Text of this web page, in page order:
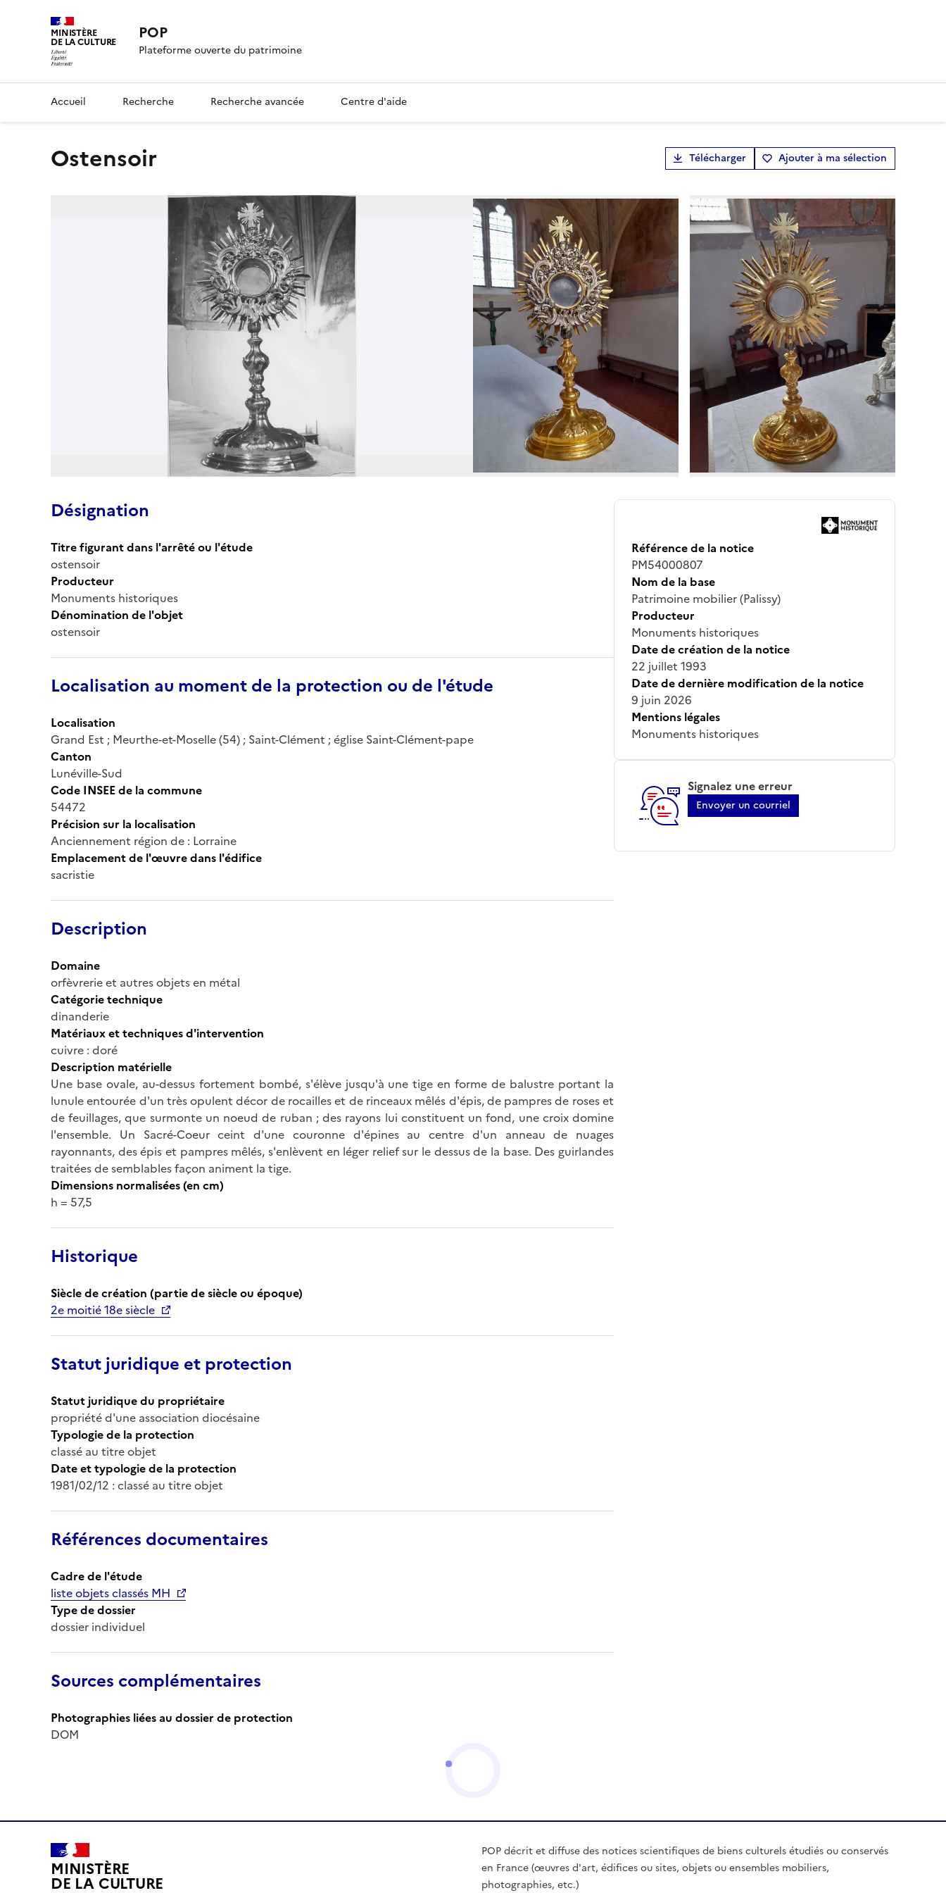
MINISTÈRE
DE LA CULTURE POP
Plateforme ouverte du patrimoine
Accueil Recherche Recherche avancée Centre d'aide
ostensoir Télécharger Ajouter à ma sélection
Désignation
Titre figurant dans l'arrêté ou l'étude
ostensoir
Producteur
Monuments historiques
Dénomination de l'objet
ostensoir
Localisation au moment de la protection ou de l'étude
Localisation
Grand Est ; Meurthe-et-Moselle (54) ; Saint-Clément ; église Saint-Clément-pape
Canton
Lunéville-Sud
Code INSEE de la commune
54472
Précision sur la localisation
Anciennement région de : Lorraine
Emplacement de l'œuvre dans l'édifice
sacristie
Description
Domaine
orfèvrerie et autres objets en métal
Catégorie technique
dinanderie
Matériaux et techniques d'intervention
cuivre : doré
Description matérielle
Une base ovale, au-dessus fortement bombé, s'élève jusqu'à une tige en forme de balustre portant la
lunule entourée d'un très opulent décor de rocailles et de rinceaux mêlés d'épis, de pampres de roses et
de feuillages, que surmonte un noeud de ruban ; des rayons lui constituent un fond, une croix domine
l'ensemble. Un Sacré-Coeur ceint d'une couronne d'épines au centre d'un anneau de nuages
rayonnants, des épis et pampres mêlés, s'enlèvent en léger relief sur le dessus de la base. Des guirlandes
traitées de semblables façon animent la tige.
Dimensions normalisées (en cm)
h = 57,5
Historique
Siècle de création (partie de siècle ou époque)
2e moitié 18e siècle
Statut juridique et protection
Statut juridique du propriétaire
propriété d'une association diocésaine
Typologie de la protection
classé au titre objet
Date et typologie de la protection
1981/02/12 : classé au titre objet
Références documentaires
Cadre de l'étude
liste objets classés MH
Type de dossier
dossier individuel
Sources complémentaires
Photographies liées au dossier de protection
DOM
Référence de la notice
PM54000807
Nom de la base
Patrimoine mobilier (Palissy)
Producteur
Monuments historiques
Date de création de la notice
22 juillet 1993
Date de dernière modification de la notice
9 juin 2026
Mentions légales
Monuments historiques
Signalez une erreur
Envoyer un courriel
MINISTÈRE
DE LA CULTURE
POP décrit et diffuse des notices scientifiques de biens culturels étudiés ou conservés
en France (œuvres d'art, édifices ou sites, objets ou ensembles mobiliers,
photographies, etc.)